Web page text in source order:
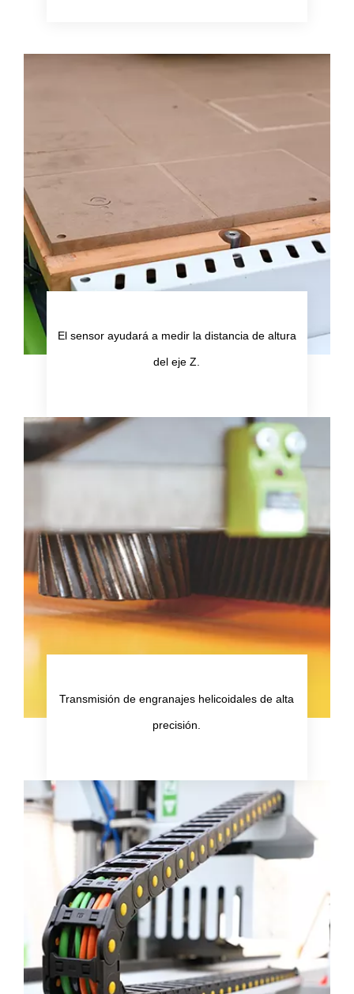
El sensor ayudará a medir la distancia de altura
del eje Z.
Transmisión de engranajes helicoidales de alta
precisión.